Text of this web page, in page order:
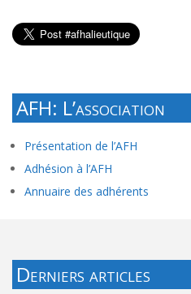
AFH: L’association
Présentation de l’AFH
Adhésion à l’AFH
Annuaire des adhérents
Derniers articles